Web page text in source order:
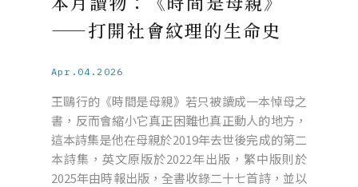
——打開社會紋理的生命史
Apr.04.2026
王鷗行的《時間是母親》若只被讀成一本悼母之
書，反而會縮小它真正困難也真正動人的地方，
這本詩集是他在母親於2019年去世後完成的第二
本詩集，英文原版於2022年出版，繁中版則於
2025年由時報出版，全書收錄二十七首詩，並以